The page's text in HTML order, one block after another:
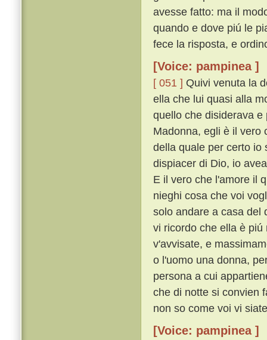
avesse fatto: ma il
quando e dove piú le
fece la risposta, e
[Voice: pampinea ]
[ 051 ] Quivi venuta la
ella che lui quasi alla
quello che disiderava
Madonna, egli è il vero
della quale per certo io
dispiacer di Dio, io
E il vero che l'amore il
nieghi cosa che voi
solo andare a casa del
vi ricordo che ella è
v'avvisate, e
o l'uomo una donna,
persona a cui
che di notte si convien
non so come voi vi
[Voice: pampinea ]